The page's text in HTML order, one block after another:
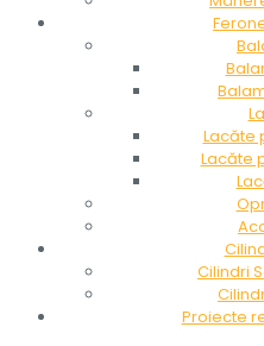
Lacăte
Lacăte
Cilindri
Proiecte